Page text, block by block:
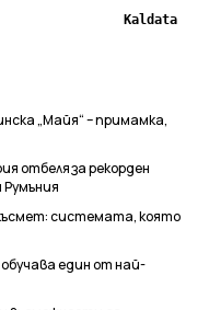
Kaldata
„Майя“ – примамка,
отбеляза рекорден
Румъния
системата, която
един от най-